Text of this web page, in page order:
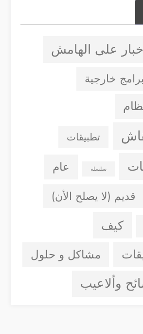
على الهامش
برامج خارجية
تطبيقات
سلسلة عام
قديم (لا يصلح الأن)
كيف
مشاكل و حلول
وألاعيب